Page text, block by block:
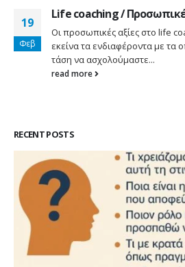
19
Φεβ
Life coaching /
Οι προσωπικές αξίες στο life
εκείνα τα ενδιαφέροντα με τα
τάση να ασχολούμαστε...
read more
RECENT POSTS